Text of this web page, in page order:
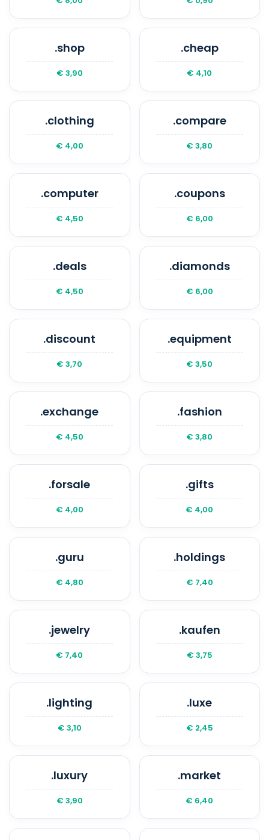
.shop
€ 3,90
.cheap
€ 4,10
.clothing
€ 4,00
.compare
€ 3,80
.computer
€ 4,50
.coupons
€ 6,00
.deals
€ 4,50
.diamonds
€ 6,00
.discount
€ 3,70
.equipment
€ 3,50
.exchange
€ 4,50
.fashion
€ 3,80
.forsale
€ 4,00
.gifts
€ 4,00
.guru
€ 4,80
.holdings
€ 7,40
.jewelry
€ 7,40
.kaufen
€ 3,75
.lighting
€ 3,10
.luxe
€ 2,45
.luxury
€ 3,90
.market
€ 6,40